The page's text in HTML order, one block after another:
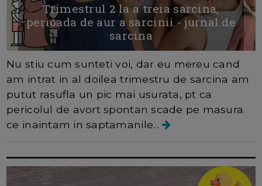
Trimestrul 2 la a treia sarcina,
perioada de aur a sarcinii - jurnal de
sarcina
Nu stiu cum sunteti voi, dar eu mereu cand
am intrat in al doilea trimestru de sarcina am
putut rasufla un pic mai usurata, pt ca
pericolul de avort spontan scade pe masura
ce inaintam in saptamanile...